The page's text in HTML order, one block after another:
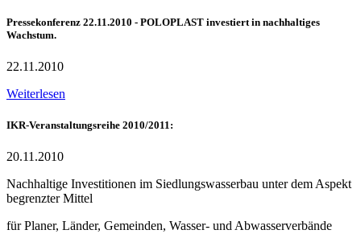
Pressekonferenz 22.11.2010 - POLOPLAST investiert in nachhaltiges
Wachstum.
22.11.2010
Weiterlesen
IKR-Veranstaltungsreihe 2010/2011:
20.11.2010
Nachhaltige Investitionen im Siedlungswasserbau unter dem Aspekt
begrenzter Mittel
für Planer, Länder, Gemeinden, Wasser- und Abwasserverbände